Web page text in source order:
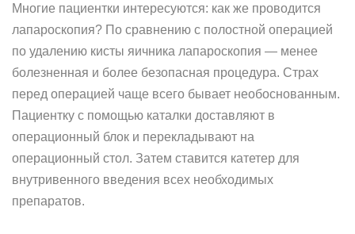
Многие пациентки интересуются: как же проводится
лапароскопия? По сравнению с полостной операцией
по удалению кисты яичника лапароскопия — менее
болезненная и более безопасная процедура. Страх
перед операцией чаще всего бывает необоснованным.
Пациентку с помощью каталки доставляют в
операционный блок и перекладывают на
операционный стол. Затем ставится катетер для
внутривенного введения всех необходимых
препаратов.